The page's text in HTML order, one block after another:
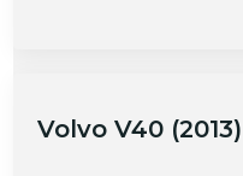
Volvo V40